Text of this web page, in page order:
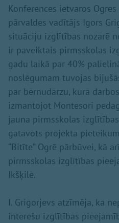
Konferences ietvaros
pārvaldes vadītājs Igors
situāciju izglītības nozarē
ir paveiktais pirmsskolas
gadu laikā par 40%
noslēgumam tuvojas
par bērnudārzu, kurā
izmantojot Montesori
jauna pirmsskolas
gatavots projekta
“Bitīte” Ogrē pārbūvei, kā
pirmsskolas izglītības
Ikšķilē.
I. Grigorjevs atzīmēja, ka
interešu izglītības